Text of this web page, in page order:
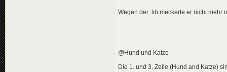
Wegen der .lib meckerte er nicht mehr
@Hund und Katze
Die 1. und 3. Zeile (Hund and Katze)